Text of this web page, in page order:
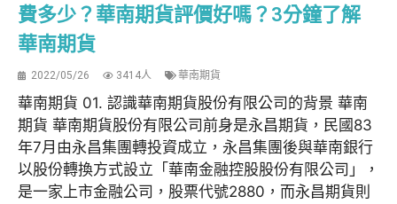
費多少？華南期貨評價好嗎？3分鐘了解
華南期貨
2022/05/26 3414人 華南期貨
華南期貨 01. 認識華南期貨股份有限公司的背景 華南
期貨 華南期貨股份有限公司前身是永昌期貨，民國83
年7月由永昌集團轉投資成立，永昌集團後與華南銀行
以股份轉換方式設立「華南金融控股股份有限公司」，
是一家上市金融公司，股票代號2880，而永昌期貨則